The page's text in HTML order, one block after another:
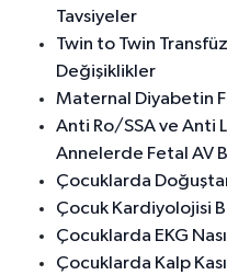
Tavsiyeler
Twin to Twin
Değişiklikler
Maternal Diyabetin
Anti Ro/SSA ve Anti
Annelerde Fetal AV
Çocuklarda
Çocuk Kardiyolojisi
Çocuklarda EKG
Çocuklarda Kalp